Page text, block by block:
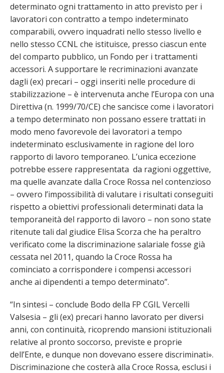
determinato ogni trattamento in atto previsto per i
lavoratori con contratto a tempo indeterminato
comparabili, ovvero inquadrati nello stesso livello e
nello stesso CCNL che istituisce, presso ciascun ente
del comparto pubblico, un Fondo per i trattamenti
accessori. A supportare le recriminazioni avanzate
dagli (ex) precari – oggi inseriti nelle procedure di
stabilizzazione – è intervenuta anche l’Europa con una
Direttiva (n. 1999/70/CE) che sancisce come i lavoratori
a tempo determinato non possano essere trattati in
modo meno favorevole dei lavoratori a tempo
indeterminato esclusivamente in ragione del loro
rapporto di lavoro temporaneo. L’unica eccezione
potrebbe essere rappresentata da ragioni oggettive,
ma quelle avanzate dalla Croce Rossa nel contenzioso
– ovvero l’impossibilità di valutare i risultati conseguiti
rispetto a obiettivi professionali determinati data la
temporaneità del rapporto di lavoro – non sono state
ritenute tali dal giudice Elisa Scorza che ha peraltro
verificato come la discriminazione salariale fosse già
cessata nel 2011, quando la Croce Rossa ha
cominciato a corrispondere i compensi accessori
anche ai dipendenti a tempo determinato”.
“In sintesi – conclude Bodo della FP CGIL Vercelli
Valsesia – gli (ex) precari hanno lavorato per diversi
anni, con continuità, ricoprendo mansioni istituzionali
relative al pronto soccorso, previste e proprie
dell’Ente, e dunque non dovevano essere discriminati».
Discriminazione che costerà alla Croce Rossa, esclusi i